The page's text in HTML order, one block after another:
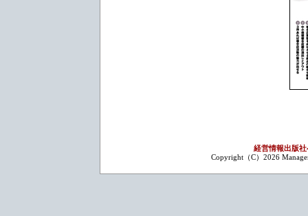
経営情報出版
Copyright（C）2026